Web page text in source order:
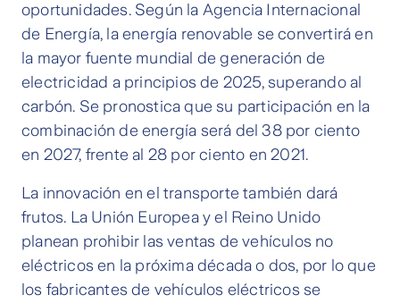
oportunidades. Según la Agencia Internacional
de Energía, la energía renovable se convertirá en
la mayor fuente mundial de generación de
electricidad a principios de 2025, superando al
carbón. Se pronostica que su participación en la
combinación de energía será del 38 por ciento
en 2027, frente al 28 por ciento en 2021.
La innovación en el transporte también dará
frutos. La Unión Europea y el Reino Unido
planean prohibir las ventas de vehículos no
eléctricos en la próxima década o dos, por lo que
los fabricantes de vehículos eléctricos se